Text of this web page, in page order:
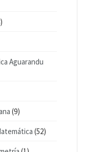
Aguarandu
(9)
(52)